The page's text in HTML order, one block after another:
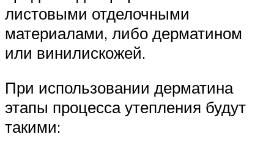
листовыми отделочными
материалами, либо дерматином
или винилискожей.
При использовании дерматина
этапы процесса утепления будут
такими: